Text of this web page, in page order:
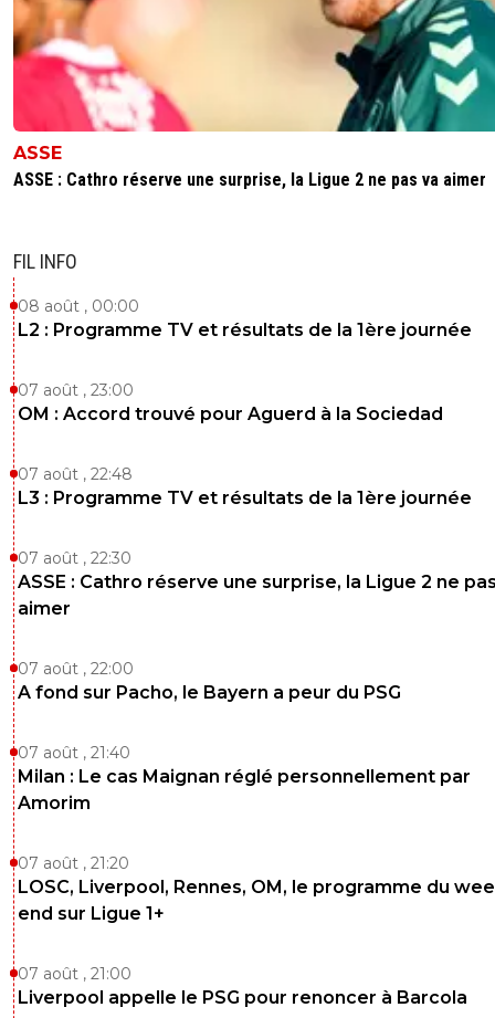
ASSE
ASSE : Cathro réserve une surprise, la Ligue 2 ne pas va aimer
FIL INFO
08 août , 00:00
L2 : Programme TV et résultats de la 1ère journée
07 août , 23:00
OM : Accord trouvé pour Aguerd à la Sociedad
07 août , 22:48
L3 : Programme TV et résultats de la 1ère journée
07 août , 22:30
ASSE : Cathro réserve une surprise, la Ligue 2 ne
aimer
07 août , 22:00
A fond sur Pacho, le Bayern a peur du PSG
07 août , 21:40
Milan : Le cas Maignan réglé personnellement par
Amorim
07 août , 21:20
LOSC, Liverpool, Rennes, OM, le programme du
end sur Ligue 1+
07 août , 21:00
Liverpool appelle le PSG pour renoncer à Barcola